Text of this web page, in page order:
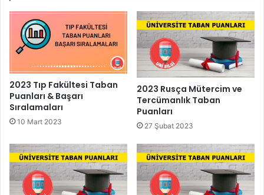
2023 Tıp Fakültesi Taban
Puanları & Başarı
Sıralamaları
10 Mart 2023
2023 Rusça Mütercim ve
Tercümanlık Taban
Puanları
27 Şubat 2023